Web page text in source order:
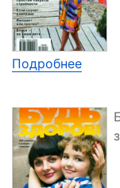
Подробнее